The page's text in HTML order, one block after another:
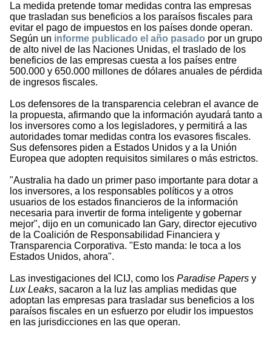
La medida pretende tomar medidas contra las empresas
que trasladan sus beneficios a los paraísos fiscales para
evitar el pago de impuestos en los países donde operan.
Según un informe publicado el año pasado por un grupo
de alto nivel de las Naciones Unidas, el traslado de los
beneficios de las empresas cuesta a los países entre
500.000 y 650.000 millones de dólares anuales de pérdida
de ingresos fiscales.
Los defensores de la transparencia celebran el avance de
la propuesta, afirmando que la información ayudará tanto a
los inversores como a los legisladores, y permitirá a las
autoridades tomar medidas contra los evasores fiscales.
Sus defensores piden a Estados Unidos y a la Unión
Europea que adopten requisitos similares o más estrictos.
"Australia ha dado un primer paso importante para dotar a
los inversores, a los responsables políticos y a otros
usuarios de los estados financieros de la información
necesaria para invertir de forma inteligente y gobernar
mejor", dijo en un comunicado Ian Gary, director ejecutivo
de la Coalición de Responsabilidad Financiera y
Transparencia Corporativa. "Esto manda: le toca a los
Estados Unidos, ahora".
Las investigaciones del ICIJ, como los Paradise Papers y
Lux Leaks, sacaron a la luz las amplias medidas que
adoptan las empresas para trasladar sus beneficios a los
paraísos fiscales en un esfuerzo por eludir los impuestos
en las jurisdicciones en las que operan.